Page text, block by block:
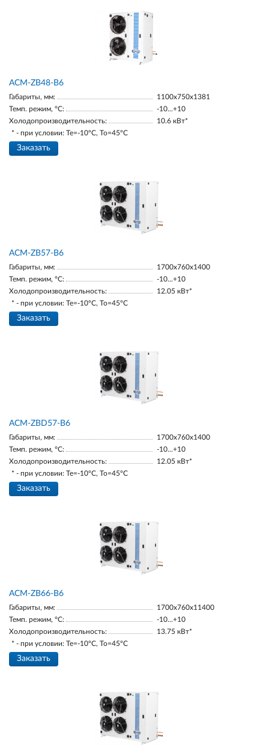
ACM-ZB48-В6
Габариты, мм:
1100х750х1381
Темп. режим, °С:
-10...+10
Холодопроизводительность:
10.6 кВт*
* - при условии: Te=-10ºC, To=45ºC
Заказать
ACM-ZB57-B6
Габариты, мм:
1700х760х1400
Темп. режим, °С:
-10...+10
Холодопроизводительность:
12.05 кВт*
* - при условии: Te=-10ºC, To=45ºC
Заказать
ACM-ZBD57-B6
Габариты, мм:
1700х760х1400
Темп. режим, °С:
-10...+10
Холодопроизводительность:
12.05 кВт*
* - при условии: Te=-10ºC, To=45ºC
Заказать
ACM-ZB66-B6
Габариты, мм:
1700х760х11400
Темп. режим, °С:
-10...+10
Холодопроизводительность:
13.75 кВт*
* - при условии: Te=-10ºC, To=45ºC
Заказать